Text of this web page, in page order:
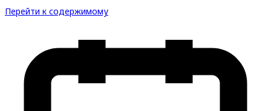
Перейти к содержимому